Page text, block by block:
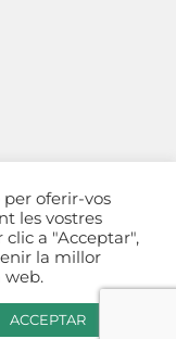
(Barcelona)
Política
[Configurar]
oferir-vos
les vostres
a "Acceptar",
la millor
web.
ACCEPTAR